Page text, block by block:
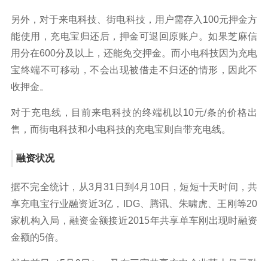
另外，对于来电科技、街电科技，用户需存入100元押金方
能使用，充电宝归还后，押金可退回原账户。如果芝麻信
用分在600分及以上，还能免交押金。而小电科技因为充电
宝终端不可移动，不会出现被借走不归还的情形，因此不
收押金。
对于充电线，目前来电科技的终端机以10元/条的价格出
售，而街电科技和小电科技的充电宝则自带充电线。
融资状况
据不完全统计，从3月31日到4月10日，短短十天时间，共
享充电宝行业融资近3亿，IDG、腾讯、朱啸虎、王刚等20
家机构入局，融资金额接近2015年共享单车刚出现时融资
金额的5倍。